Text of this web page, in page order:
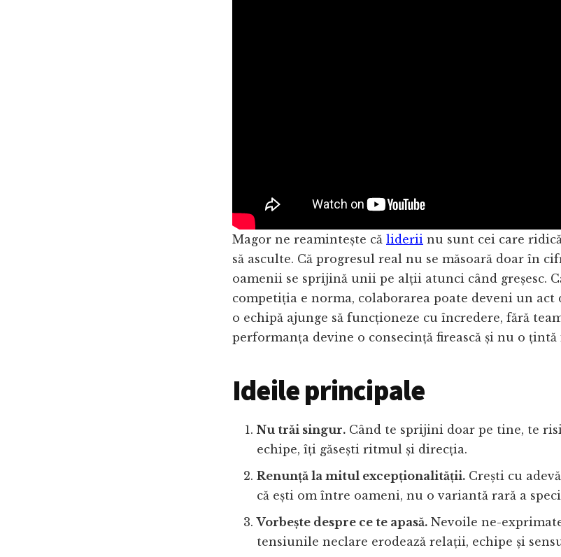
Magor ne reamintește că liderii nu sunt cei care
să asculte. Că progresul real nu se măsoară doar în
oamenii se sprijină unii pe alții atunci când greșesc.
competiția e norma, colaborarea poate deveni un act
o echipă ajunge să funcționeze cu încredere, fără
performanța devine o consecință firească și nu o țintă
Ideile principale
Nu trăi singur. Când te sprijini doar pe tine, te
echipe, îți găsești ritmul și direcția.
Renunță la mitul excepționalității. Crești cu
că ești om între oameni, nu o variantă rară a
Vorbește despre ce te apasă. Nevoile ne-
tensiunile neclare erodează relații, echipe și